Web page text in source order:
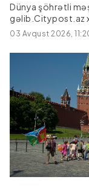
Dünya şöhrətli
gəlib.Citypost.az
şəbəkələrdə
gəlib.|Kult.az
03 Avqust 2026,